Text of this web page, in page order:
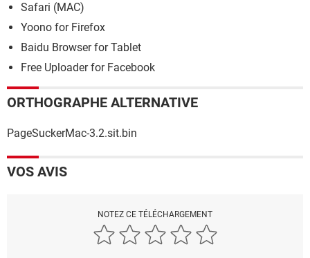
Safari (MAC)
Yoono for Firefox
Baidu Browser for Tablet
Free Uploader for Facebook
ORTHOGRAPHE ALTERNATIVE
PageSuckerMac-3.2.sit.bin
VOS AVIS
NOTEZ CE TÉLÉCHARGEMENT